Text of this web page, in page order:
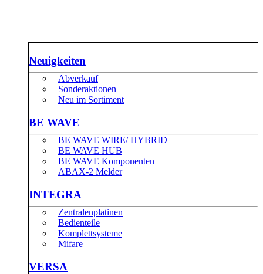
Neuigkeiten
Abverkauf
Sonderaktionen
Neu im Sortiment
BE WAVE
BE WAVE WIRE/ HYBRID
BE WAVE HUB
BE WAVE Komponenten
ABAX-2 Melder
INTEGRA
Zentralenplatinen
Bedienteile
Komplettsysteme
Mifare
VERSA